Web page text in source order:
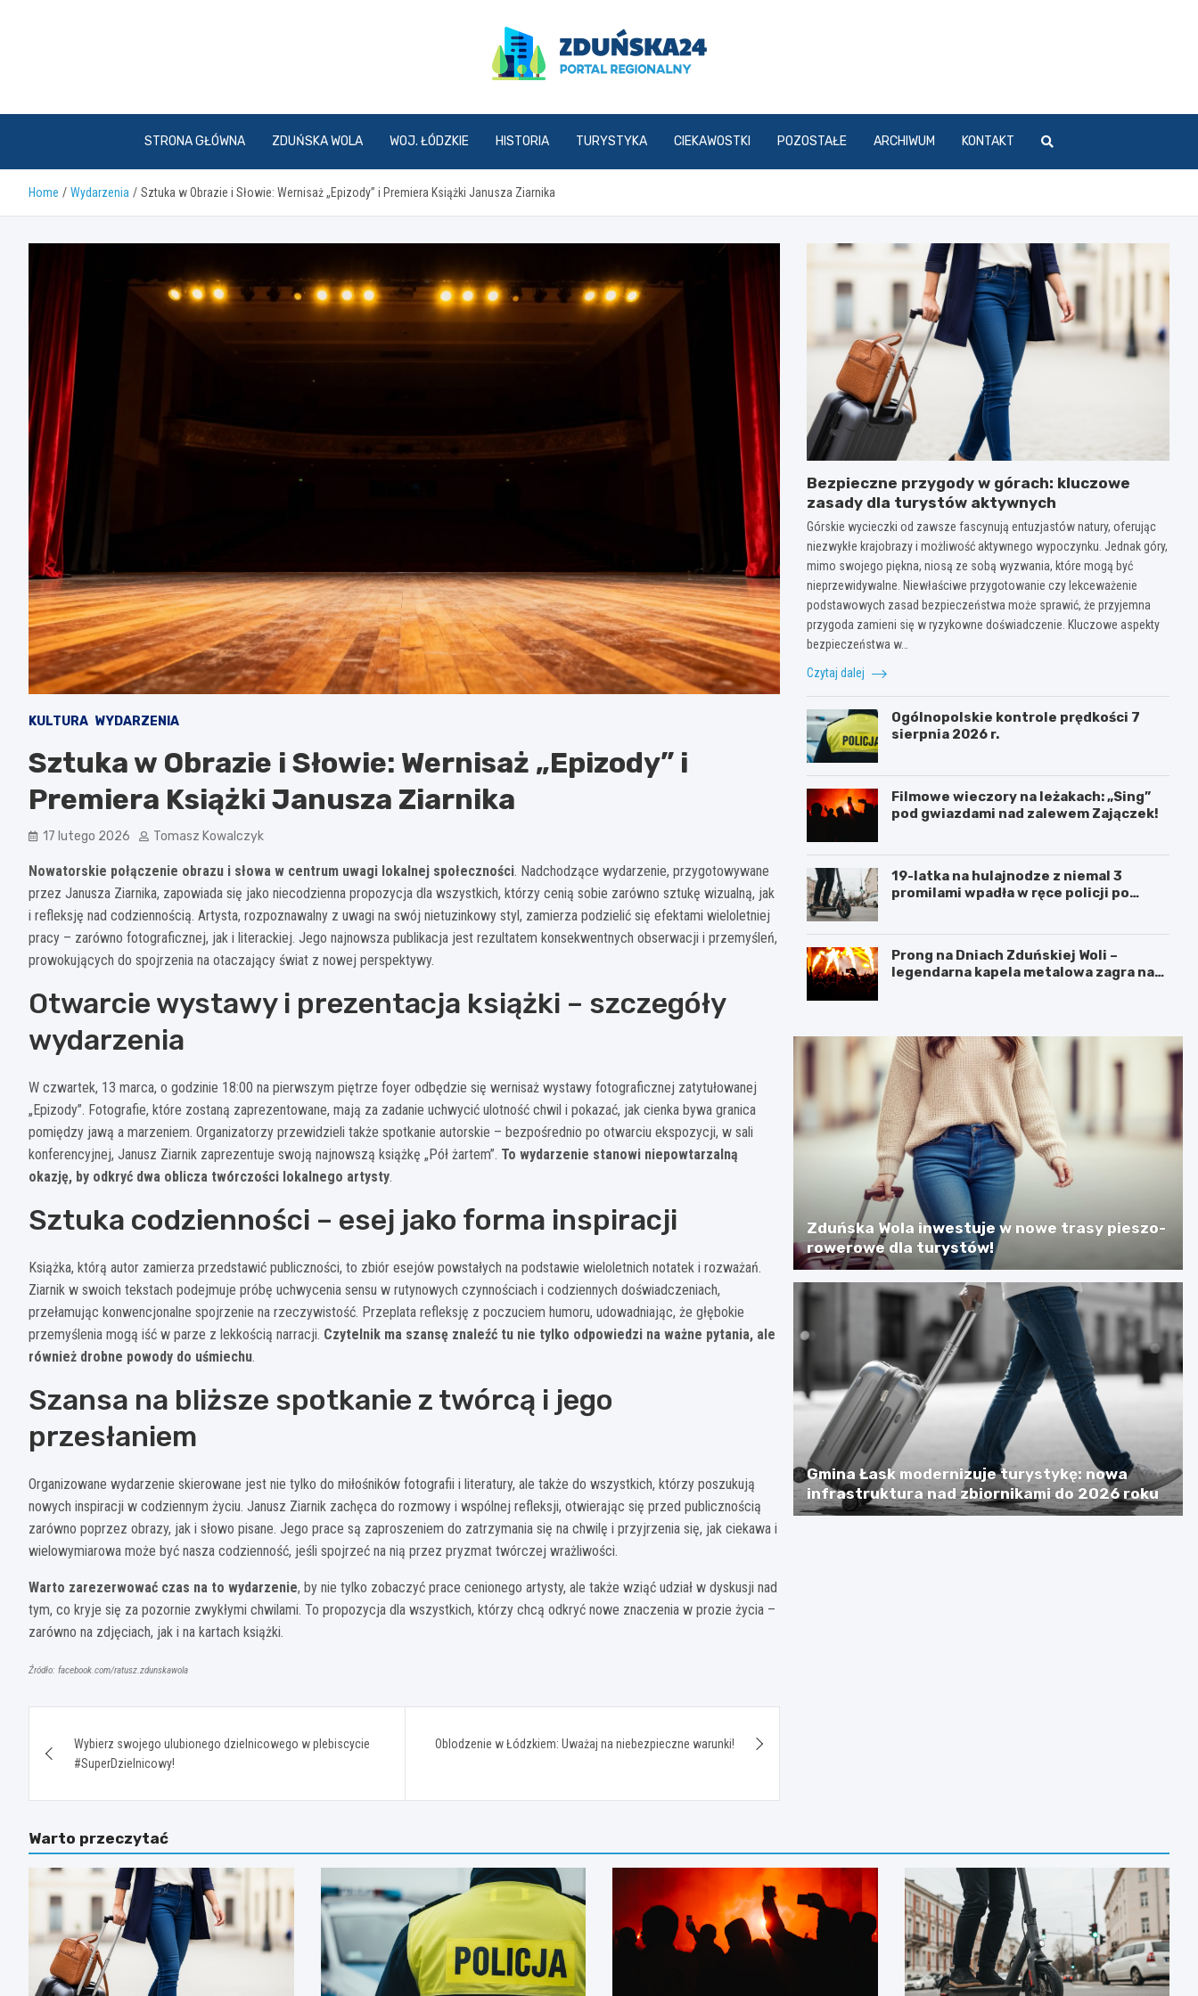
zdunska24.pl
STRONA GŁÓWNA ZDUŃSKA WOLA WOJ. ŁÓDZKIE HISTORIA TURYSTYKA CIEKAWOSTKI POZOSTAŁE ARCHIWUM KONTAKT
Home Wydarzenia Sztuka w Obrazie i Słowie: Wernisaż „Epizody” i Premiera Książki Janusza Ziarnika
KULTURA WYDARZENIA
Sztuka w Obrazie i Słowie: Wernisaż „Epizody” i
Premiera Książki Janusza Ziarnika
17 lutego 2026 Tomasz Kowalczyk
Nowatorskie połączenie obrazu i słowa w centrum uwagi lokalnej społeczności. Nadchodzące wydarzenie, przygotowywane
przez Janusza Ziarnika, zapowiada się jako niecodzienna propozycja dla wszystkich, którzy cenią sobie zarówno sztukę wizualną, jak
i refleksję nad codziennością. Artysta, rozpoznawalny z uwagi na swój nietuzinkowy styl, zamierza podzielić się efektami wieloletniej
pracy – zarówno fotograficznej, jak i literackiej. Jego najnowsza publikacja jest rezultatem konsekwentnych obserwacji i przemyśleń,
prowokujących do spojrzenia na otaczający świat z nowej perspektywy.
Otwarcie wystawy i prezentacja książki – szczegóły
wydarzenia
W czwartek, 13 marca, o godzinie 18:00 na pierwszym piętrze foyer odbędzie się wernisaż wystawy fotograficznej zatytułowanej
„Epizody”. Fotografie, które zostaną zaprezentowane, mają za zadanie uchwycić ulotność chwil i pokazać, jak cienka bywa granica
pomiędzy jawą a marzeniem. Organizatorzy przewidzieli także spotkanie autorskie – bezpośrednio po otwarciu ekspozycji, w sali
konferencyjnej, Janusz Ziarnik zaprezentuje swoją najnowszą książkę „Pół żartem”. To wydarzenie stanowi niepowtarzalną
okazję, by odkryć dwa oblicza twórczości lokalnego artysty.
Sztuka codzienności – esej jako forma inspiracji
Książka, którą autor zamierza przedstawić publiczności, to zbiór esejów powstałych na podstawie wieloletnich notatek i rozważań.
Ziarnik w swoich tekstach podejmuje próbę uchwycenia sensu w rutynowych czynnościach i codziennych doświadczeniach,
przełamując konwencjonalne spojrzenie na rzeczywistość. Przeplata refleksję z poczuciem humoru, udowadniając, że głębokie
przemyślenia mogą iść w parze z lekkością narracji. Czytelnik ma szansę znaleźć tu nie tylko odpowiedzi na ważne pytania, ale
również drobne powody do uśmiechu.
Szansa na bliższe spotkanie z twórcą i jego
przesłaniem
Organizowane wydarzenie skierowane jest nie tylko do miłośników fotografii i literatury, ale także do wszystkich, którzy poszukują
nowych inspiracji w codziennym życiu. Janusz Ziarnik zachęca do rozmowy i wspólnej refleksji, otwierając się przed publicznością
zarówno poprzez obrazy, jak i słowo pisane. Jego prace są zaproszeniem do zatrzymania się na chwilę i przyjrzenia się, jak ciekawa i
wielowymiarowa może być nasza codzienność, jeśli spojrzeć na nią przez pryzmat twórczej wrażliwości.
Warto zarezerwować czas na to wydarzenie, by nie tylko zobaczyć prace cenionego artysty, ale także wziąć udział w dyskusji nad
tym, co kryje się za pozornie zwykłymi chwilami. To propozycja dla wszystkich, którzy chcą odkryć nowe znaczenia w prozie życia –
zarówno na zdjęciach, jak i na kartach książki.
Źródło: facebook.com/ratusz.zdunskawola
wpisu
Wybierz swojego ulubionego dzielnicowego w plebiscycie
#SuperDzielnicowy!
Oblodzenie w Łódzkiem: Uważaj na niebezpieczne warunki!
Bezpieczne przygody w górach: kluczowe
zasady dla turystów aktywnych
Górskie wycieczki od zawsze fascynują entuzjastów natury, oferując
niezwykłe krajobrazy i możliwość aktywnego wypoczynku. Jednak góry,
mimo swojego piękna, niosą ze sobą wyzwania, które mogą być
nieprzewidywalne. Niewłaściwe przygotowanie czy lekceważenie
podstawowych zasad bezpieczeństwa może sprawić, że przyjemna
przygoda zamieni się w ryzykowne doświadczenie. Kluczowe aspekty
bezpieczeństwa w…
Czytaj dalej
Ogólnopolskie kontrole prędkości 7
sierpnia 2026 r.
Filmowe wieczory na leżakach: „Sing”
pod gwiazdami nad zalewem Zajączek!
19-latka na hulajnodze z niemal 3
promilami wpadła w ręce policji po
Prong na Dniach Zduńskiej Woli –
legendarna kapela metalowa zagra na
Zduńska Wola inwestuje w nowe trasy pieszo-
rowerowe dla turystów!
Gmina Łask modernizuje turystykę: nowa
infrastruktura nad zbiornikami do 2026 roku
Warto przeczytać